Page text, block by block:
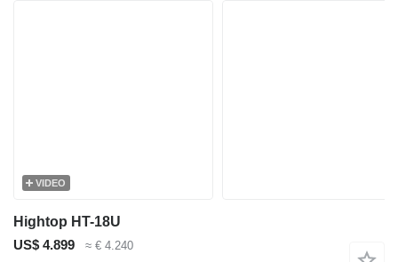
VIDEO
Hightop HT-18U
US$ 4.899
≈ € 4.240